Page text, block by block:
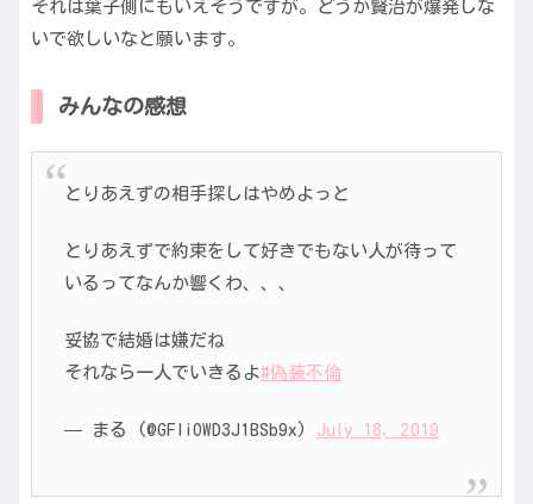
それは葉子側にもいえそうですが。どうか賢治が爆発しな
いで欲しいなと願います。
みんなの感想
とりあえずの相手探しはやめよっと
とりあえずで約束をして好きでもない人が待って
いるってなんか響くわ、、、
妥協で結婚は嫌だね
それなら一人でいきるよ#偽装不倫
— まる (@GFIiOWD3J1BSb9x) July 18, 2019